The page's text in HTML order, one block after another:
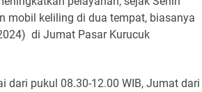
mobil keliling di dua tempat, biasanya
di Jumat Pasar Kurucuk
pukul 08.30-12.00 WIB, Jumat dari